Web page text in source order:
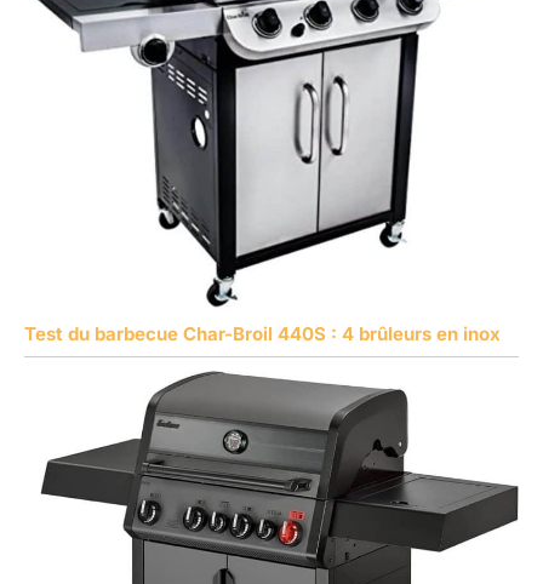
Test du barbecue Char-Broil 440S : 4 brûleurs en inox